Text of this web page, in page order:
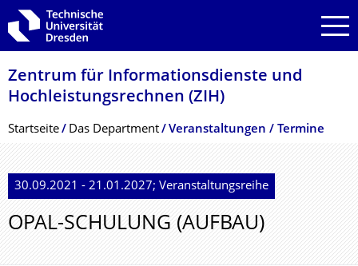
Zur Hauptnavigation springen
Zur Suche springen
Zum Inhalt springen
Zentrum für Informations­dienste und
Hochleistungs­rechnen (ZIH)
Breadcrumb-Menü
Startseite Das Department Veranstaltungen / Termine
30.09.2021 - 21.01.2027; Veranstaltungsreihe
OPAL-SCHULUNG (AUFBAU)